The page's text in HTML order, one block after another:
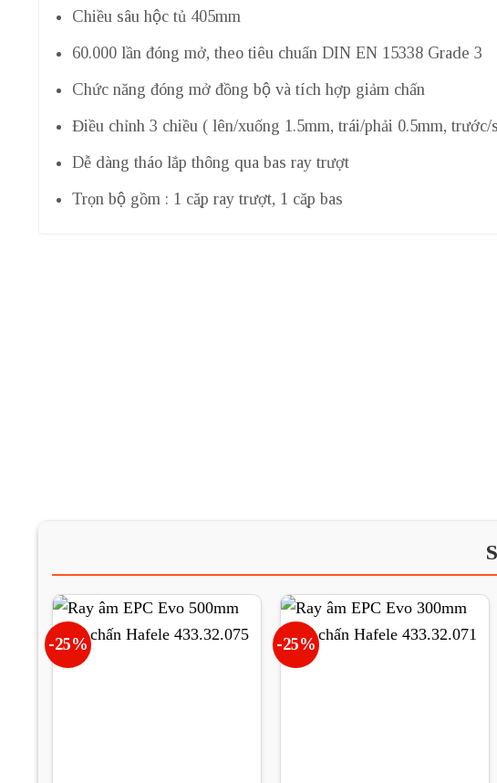
Chiều sâu hộc tủ 405mm
60.000 lần đóng mở, theo tiêu chuẩn DIN EN 15338 Grade 3
Chức năng đóng mở đồng bộ và tích hợp giảm chấn
Điều chỉnh 3 chiều ( lên/xuống 1.5mm, trái/phải 0.5mm, trước/
Dễ dàng tháo lắp thông qua bas ray trượt
Trọn bộ gồm : 1 cặp ray trượt, 1 cặp bas
-25% -25%